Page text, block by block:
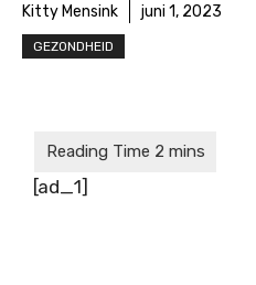
Kitty Mensink juni 1, 2023
GEZONDHEID
[ad_1]